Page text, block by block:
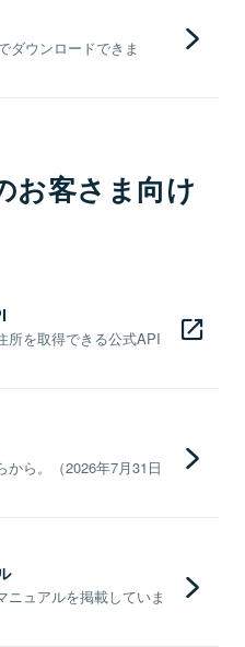
ダウンロードできま
お客さま向け
所を取得できる公式API
ら。（2026年7月31日
ュアルを掲載していま